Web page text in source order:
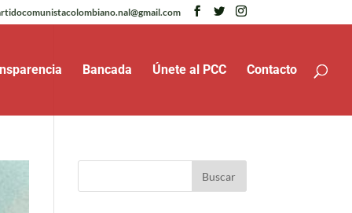
Bancada Únete al PCC Contacto
Buscar